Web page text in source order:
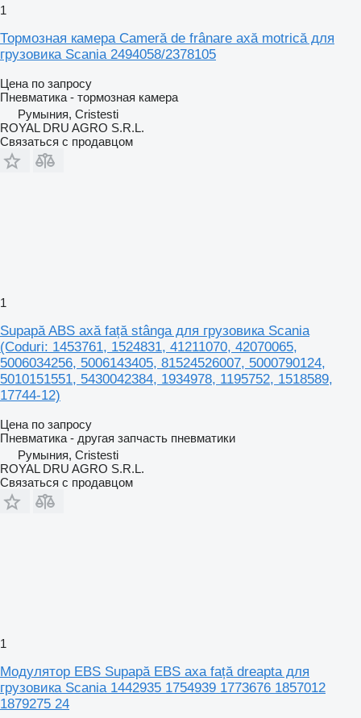
1
Тормозная камера Cameră de frânare axă motrică для
грузовика Scania 2494058/2378105
Цена по запросу
Пневматика - тормозная камера
Румыния, Cristesti
ROYAL DRU AGRO S.R.L.
Связаться с продавцом
1
Supapă ABS axă față stânga для грузовика Scania
(Coduri: 1453761, 1524831, 41211070, 42070065,
5006034256, 5006143405, 81524526007, 5000790124,
5010151551, 5430042384, 1934978, 1195752, 1518589,
17744-12)
Цена по запросу
Пневматика - другая запчасть пневматики
Румыния, Cristesti
ROYAL DRU AGRO S.R.L.
Связаться с продавцом
1
Модулятор EBS Supapă EBS axa față dreapta для
грузовика Scania 1442935 1754939 1773676 1857012
1879275 24